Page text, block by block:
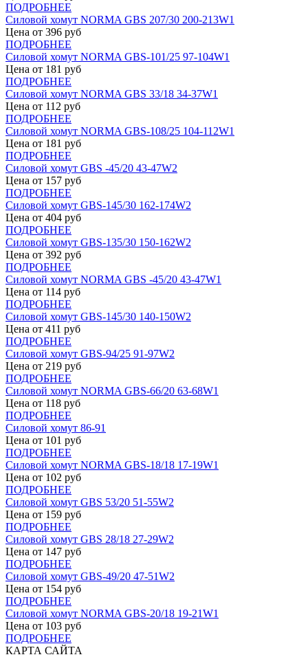
ПОДРОБНЕЕ
Силовой хомут NORMA GBS 207/30 200-213W1
Цена от 396 руб
ПОДРОБНЕЕ
Силовой хомут NORMA GBS-101/25 97-104W1
Цена от 181 руб
ПОДРОБНЕЕ
Силовой хомут NORMA GBS 33/18 34-37W1
Цена от 112 руб
ПОДРОБНЕЕ
Силовой хомут NORMA GBS-108/25 104-112W1
Цена от 181 руб
ПОДРОБНЕЕ
Силовой хомут GBS -45/20 43-47W2
Цена от 157 руб
ПОДРОБНЕЕ
Силовой хомут GBS-145/30 162-174W2
Цена от 404 руб
ПОДРОБНЕЕ
Силовой хомут GBS-135/30 150-162W2
Цена от 392 руб
ПОДРОБНЕЕ
Силовой хомут NORMA GBS -45/20 43-47W1
Цена от 114 руб
ПОДРОБНЕЕ
Силовой хомут GBS-145/30 140-150W2
Цена от 411 руб
ПОДРОБНЕЕ
Силовой хомут GBS-94/25 91-97W2
Цена от 219 руб
ПОДРОБНЕЕ
Силовой хомут NORMA GBS-66/20 63-68W1
Цена от 118 руб
ПОДРОБНЕЕ
Силовой хомут 86-91
Цена от 101 руб
ПОДРОБНЕЕ
Силовой хомут NORMA GBS-18/18 17-19W1
Цена от 102 руб
ПОДРОБНЕЕ
Силовой хомут GBS 53/20 51-55W2
Цена от 159 руб
ПОДРОБНЕЕ
Силовой хомут GBS 28/18 27-29W2
Цена от 147 руб
ПОДРОБНЕЕ
Силовой хомут GBS-49/20 47-51W2
Цена от 154 руб
ПОДРОБНЕЕ
Силовой хомут NORMA GBS-20/18 19-21W1
Цена от 103 руб
ПОДРОБНЕЕ
КАРТА САЙТА